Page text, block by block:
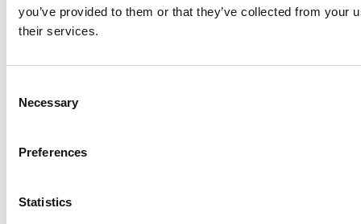
you’ve provided to them or that they’ve collected from your
their services.
Selection
Necessary
Preferences
Statistics
Skarp pris